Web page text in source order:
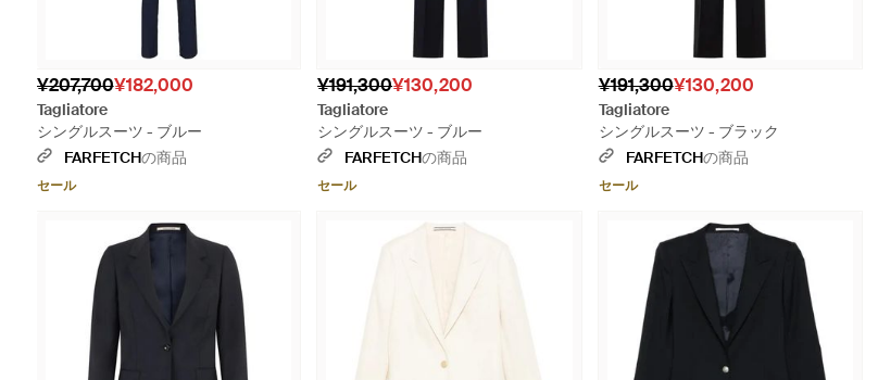
¥207,700¥182,000
Tagliatore
シングルスーツ - ブルー
FARFETCHの商品
セール
¥191,300¥130,200
Tagliatore
シングルスーツ - ブルー
FARFETCHの商品
セール
¥191,300¥130,200
Tagliatore
シングルスーツ - ブラック
FARFETCHの商品
セール